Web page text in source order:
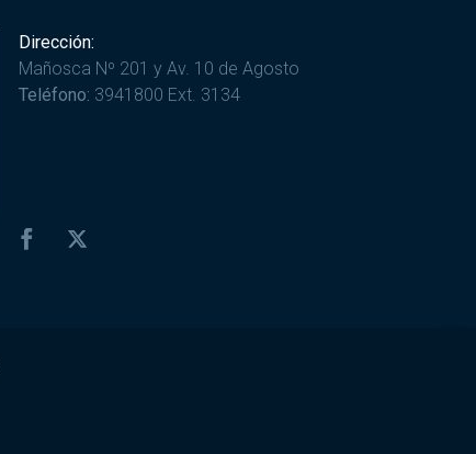
Dirección:
Mañosca Nº 201 y Av. 10 de Agosto
Teléfono: 3941800 Ext. 3134